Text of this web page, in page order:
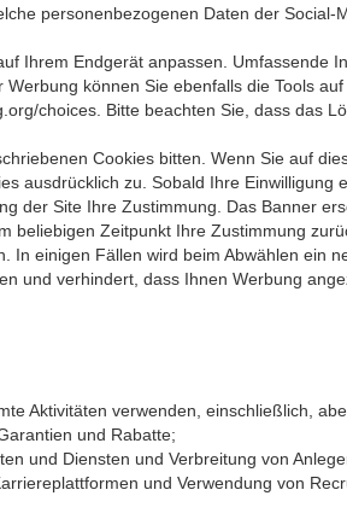
personen­bezogenen Daten der
Ihrem Endgerät anpassen. Umfassende
können Sie ebenfalls die Tools
choices. Bitte beachten Sie, dass das
Cookies bitten. Wenn Sie auf
ausdrücklich zu. Sobald Ihre
der Site Ihre Zustimmung. Das Banner
Zeitpunkt Ihre Zustimmung
einigen Fällen wird beim Abwählen ein
und verhindert, dass Ihnen Werbung
Aktivitäten verwenden, einschließlich,
und Rabatte;
und Diensten und Verbreitung von
und Verwendung von